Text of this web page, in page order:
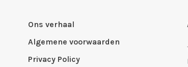
Ons verhaal
Algemene voorwaarden
Privacy Policy